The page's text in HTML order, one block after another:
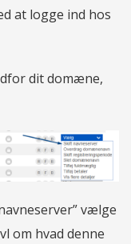
at logge ind hos
dit domæne,
vælge
om hvad denne